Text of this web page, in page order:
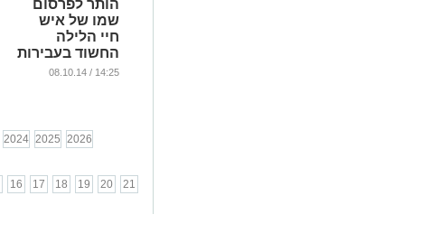
הותר לפרסום
שמו של איש
חיי הלילה
החשוד בעבירות
מין
14:25 / 08.10.14
2024 2025 2026
16 17 18 19 20
21